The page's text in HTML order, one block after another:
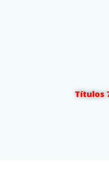
Títulos